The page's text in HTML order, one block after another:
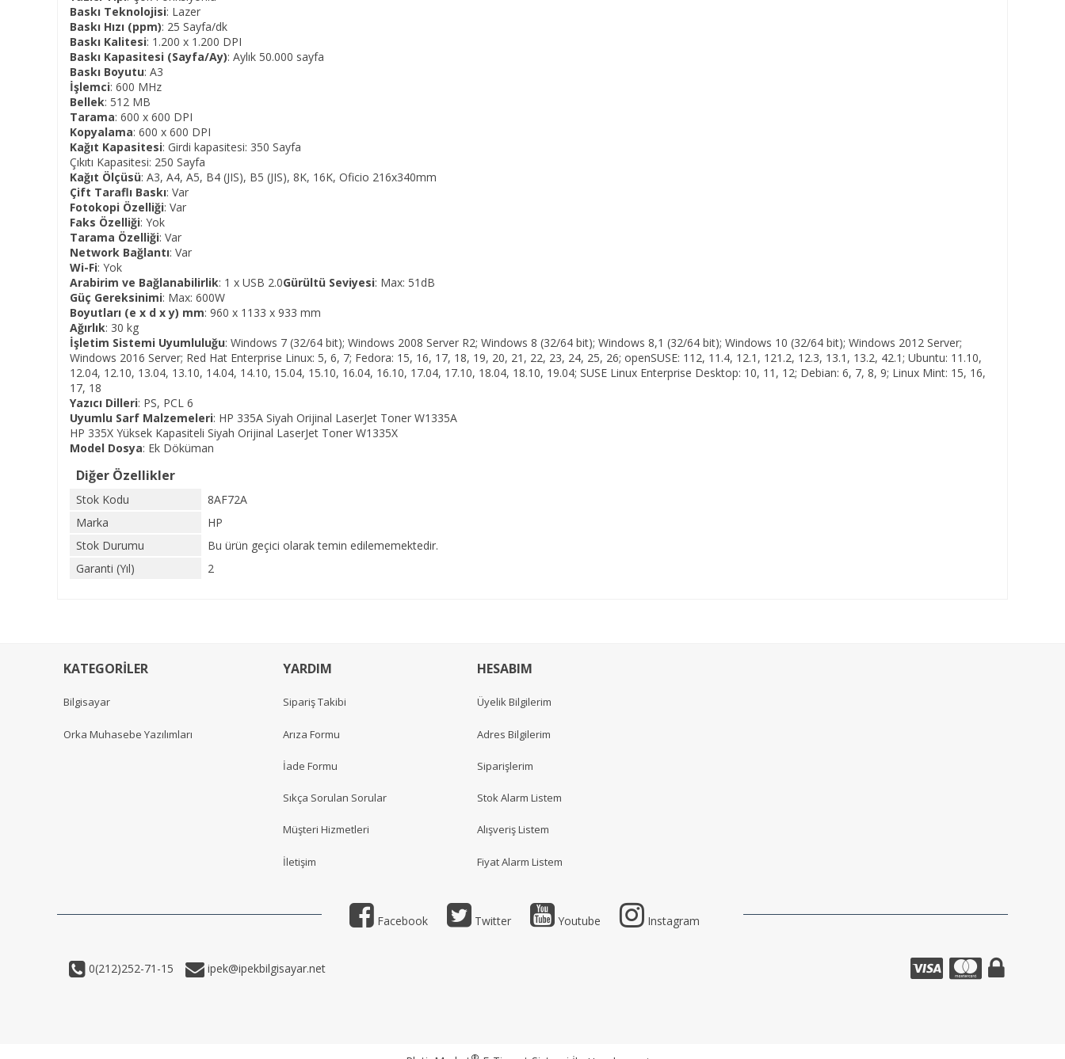
Baskı Teknolojisi: Lazer
Baskı Hızı (ppm): 25 Sayfa/dk
Baskı Kalitesi: 1.200 x 1.200 DPI
Baskı Kapasitesi (Sayfa/Ay): Aylık 50.000 sayfa
Baskı Boyutu: A3
İşlemci: 600 MHz
Bellek: 512 MB
Tarama: 600 x 600 DPI
Kopyalama: 600 x 600 DPI
Kağıt Kapasitesi: Girdi kapasitesi: 350 Sayfa
Çıkıtı Kapasitesi: 250 Sayfa
Kağıt Ölçüsü: A3, A4, A5, B4 (JIS), B5 (JIS), 8K, 16K, Oficio 216x340mm
Çift Taraflı Baskı: Var
Fotokopi Özelliği: Var
Faks Özelliği: Yok
Tarama Özelliği: Var
Network Bağlantı: Var
Wi-Fi: Yok
Arabirim ve Bağlanabilirlik: 1 x USB 2.0Gürültü Seviyesi: Max: 51dB
Güç Gereksinimi: Max: 600W
Boyutları (e x d x y) mm: 960 x 1133 x 933 mm
Ağırlık: 30 kg
İşletim Sistemi Uyumluluğu: Windows 7 (32/64 bit); Windows 2008 Server R2; Windows 8 (32/64 bit); Windows 8,1 (32/64 bit); Windows 10 (32/64 bit); Windows 2012 Server;
Windows 2016 Server; Red Hat Enterprise Linux: 5, 6, 7; Fedora: 15, 16, 17, 18, 19, 20, 21, 22, 23, 24, 25, 26; openSUSE: 112, 11.4, 12.1, 121.2, 12.3, 13.1, 13.2, 42.1; Ubuntu: 11.10,
12.04, 12.10, 13.04, 13.10, 14.04, 14.10, 15.04, 15.10, 16.04, 16.10, 17.04, 17.10, 18.04, 18.10, 19.04; SUSE Linux Enterprise Desktop: 10, 11, 12; Debian: 6, 7, 8, 9; Linux Mint: 15, 16,
17, 18
Yazıcı Dilleri: PS, PCL 6
Uyumlu Sarf Malzemeleri: HP 335A Siyah Orijinal LaserJet Toner W1335A
HP 335X Yüksek Kapasiteli Siyah Orijinal LaserJet Toner W1335X
Model Dosya: Ek Döküman
Diğer Özellikler
Stok Kodu
8AF72A
Marka
HP
Stok Durumu
Bu ürün geçici olarak temin edilememektedir.
Garanti (Yıl)
2
KATEGORİLER
Bilgisayar
Orka Muhasebe Yazılımları
YARDIM
Sipariş Takibi
Arıza Formu
İade Formu
Sıkça Sorulan Sorular
Müşteri Hizmetleri
İletişim
HESABIM
Üyelik Bilgilerim
Adres Bilgilerim
Siparişlerim
Stok Alarm Listem
Alışveriş Listem
Fiyat Alarm Listem
Facebook Twitter Youtube Instagram
0(212)252-71-15 ipek@ipekbilgisayar.net